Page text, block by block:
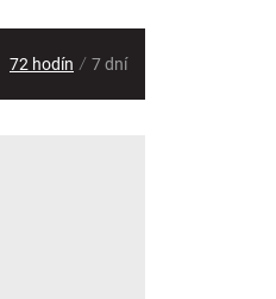
72 hodín / 7 dní